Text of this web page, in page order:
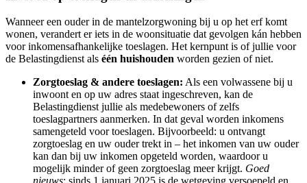
Wanneer een ouder in de mantelzorgwoning bij u op het erf komt
wonen, verandert er iets in de woonsituatie dat gevolgen kán hebben
voor inkomensafhankelijke toeslagen. Het kernpunt is of jullie voor
de Belastingdienst als één huishouden worden gezien of niet.
Zorgtoeslag & andere toeslagen: Als een volwassene bij u
inwoont en op uw adres staat ingeschreven, kan de
Belastingdienst jullie als medebewoners of zelfs
toeslagpartners aanmerken. In dat geval worden inkomens
samengeteld voor toeslagen. Bijvoorbeeld: u ontvangt
zorgtoeslag en uw ouder trekt in – het inkomen van uw ouder
kan dan bij uw inkomen opgeteld worden, waardoor u
mogelijk minder of geen zorgtoeslag meer krijgt. Goed